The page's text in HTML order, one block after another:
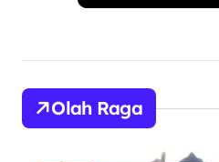
Olah Raga